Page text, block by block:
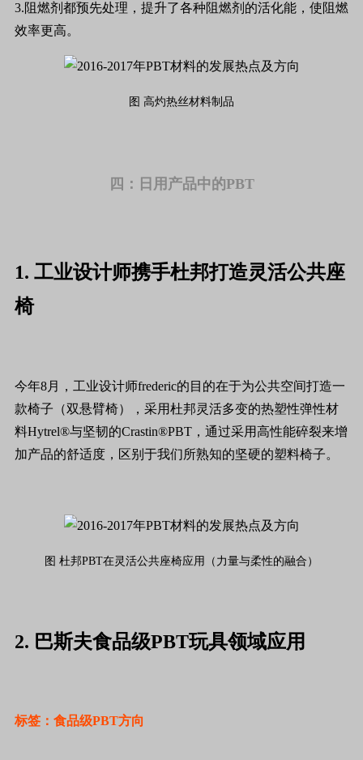
3.阻燃剂都预先处理，提升了各种阻燃剂的活化能，使阻燃
效率更高。
图 高灼热丝材料制品
四：日用产品中的PBT
1. 工业设计师携手杜邦打造灵活公共座
椅
今年8月，工业设计师frederic的目的在于为公共空间打造一
款椅子（双悬臂椅），采用杜邦灵活多变的热塑性弹性材
料Hytrel®与坚韧的Crastin®PBT，通过采用高性能碎裂来增
加产品的舒适度，区别于我们所熟知的坚硬的塑料椅子。
图 杜邦PBT在灵活公共座椅应用（力量与柔性的融合）
2. 巴斯夫食品级PBT玩具领域应用
标签：食品级PBT方向